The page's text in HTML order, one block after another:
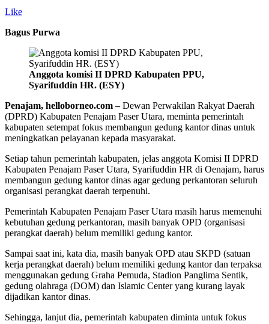
Like
Bagus Purwa
Anggota komisi II DPRD Kabupaten PPU,
Syarifuddin HR. (ESY)
Penajam, helloborneo.com –Dewan Perwakilan Rakyat Daerah
(DPRD) Kabupaten Penajam Paser Utara, meminta pemerintah
kabupaten setempat fokus membangun gedung kantor dinas untuk
meningkatkan pelayanan kepada masyarakat.
Setiap tahun pemerintah kabupaten, jelas anggota Komisi II DPRD
Kabupaten Penajam Paser Utara, Syarifuddin HR di Oenajam, harus
membangun gedung kantor dinas agar gedung perkantoran seluruh
organisasi perangkat daerah terpenuhi.
Pemerintah Kabupaten Penajam Paser Utara masih harus memenuhi
kebutuhan gedung perkantoran, masih banyak OPD (organisasi
perangkat daerah) belum memiliki gedung kantor.
Sampai saat ini, kata dia, masih banyak OPD atau SKPD (satuan
kerja perangkat daerah) belum memiliki gedung kantor dan terpaksa
menggunakan gedung Graha Pemuda, Stadion Panglima Sentik,
gedung olahraga (DOM) dan Islamic Center yang kurang layak
dijadikan kantor dinas.
Sehingga, lanjut dia, pemerintah kabupaten diminta untuk fokus